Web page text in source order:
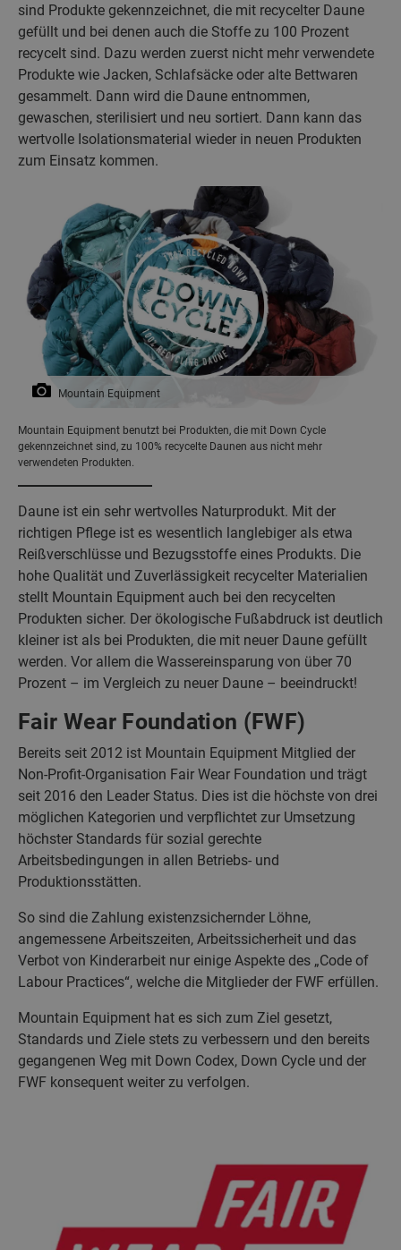
sind Produkte gekennzeichnet, die mit recycelter Daune
gefüllt und bei denen auch die Stoffe zu 100 Prozent
recycelt sind. Dazu werden zuerst nicht mehr verwendete
Produkte wie Jacken, Schlafsäcke oder alte Bettwaren
gesammelt. Dann wird die Daune entnommen,
gewaschen, sterilisiert und neu sortiert. Dann kann das
wertvolle Isolationsmaterial wieder in neuen Produkten
zum Einsatz kommen.
Mountain Equipment
Mountain Equipment benutzt bei Produkten, die mit Down Cycle
gekennzeichnet sind, zu 100% recycelte Daunen aus nicht mehr
verwendeten Produkten.
Daune ist ein sehr wertvolles Naturprodukt. Mit der
richtigen Pflege ist es wesentlich langlebiger als etwa
Reißverschlüsse und Bezugsstoffe eines Produkts. Die
hohe Qualität und Zuverlässigkeit recycelter Materialien
stellt Mountain Equipment auch bei den recycelten
Produkten sicher. Der ökologische Fußabdruck ist deutlich
kleiner ist als bei Produkten, die mit neuer Daune gefüllt
werden. Vor allem die Wassereinsparung von über 70
Prozent – im Vergleich zu neuer Daune – beeindruckt!
Fair Wear Foundation (FWF)
Bereits seit 2012 ist Mountain Equipment Mitglied der
Non-Profit-Organisation Fair Wear Foundation und trägt
seit 2016 den Leader Status. Dies ist die höchste von drei
möglichen Kategorien und verpflichtet zur Umsetzung
höchster Standards für sozial gerechte
Arbeitsbedingungen in allen Betriebs- und
Produktionsstätten.
So sind die Zahlung existenzsichernder Löhne,
angemessene Arbeitszeiten, Arbeitssicherheit und das
Verbot von Kinderarbeit nur einige Aspekte des „Code of
Labour Practices“, welche die Mitglieder der FWF erfüllen.
Mountain Equipment hat es sich zum Ziel gesetzt,
Standards und Ziele stets zu verbessern und den bereits
gegangenen Weg mit Down Codex, Down Cycle und der
FWF konsequent weiter zu verfolgen.